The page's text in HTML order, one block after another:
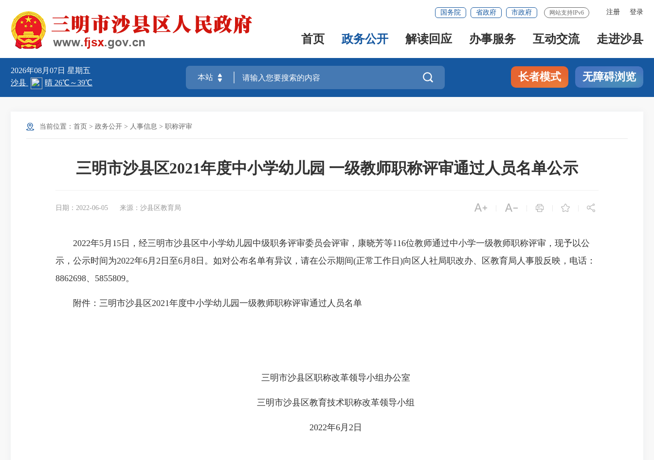
注册 登录
国务院 省政府 市政府 网站支持IPv6
首页 政务公开 解读回应 办事服务 互动交流 走进沙县
2026年08月07日 星期五
 长者模式 无障碍浏览
当前位置： 首页 > 政务公开 > 人事信息 > 职称评审
三明市沙县区2021年度中小学幼儿园 一级教师职称评审通过人员名单公示
日期：2022-06-05 来源：沙县区教育局     
2022年5月15日，经三明市沙县区中小学幼儿园中级职务评审委员会评审，康晓芳等116位教师通过中小学一级教师职称评审，现予以公
示，公示时间为2022年6月2日至6月8日。如对公布名单有异议，请在公示期间(正常工作日)向区人社局职改办、区教育局人事股反映，电话：
8862698、5855809。
附件：三明市沙县区2021年度中小学幼儿园一级教师职称评审通过人员名单
三明市沙县区职称改革领导小组办公室
三明市沙县区教育技术职称改革领导小组
2022年6月2日